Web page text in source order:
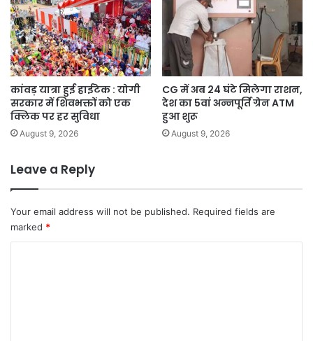
कांवड़ यात्रा हुई हाईटेक : योगी
सरकार में शिवभक्तों को एक
क्लिक पर हर सुविधा
August 9, 2026
CG में अब 24 घंटे मिलेगा राशन,
देश का 5वां अन्नपूर्ति ग्रेन ATM
हुआ शुरू
August 9, 2026
Leave a Reply
Your email address will not be published. Required fields are
marked *